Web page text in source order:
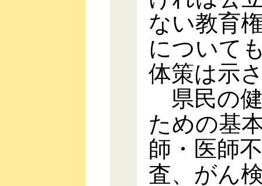
ない教育
について
体策は示
県民の
ための基
師・医師
査、がん